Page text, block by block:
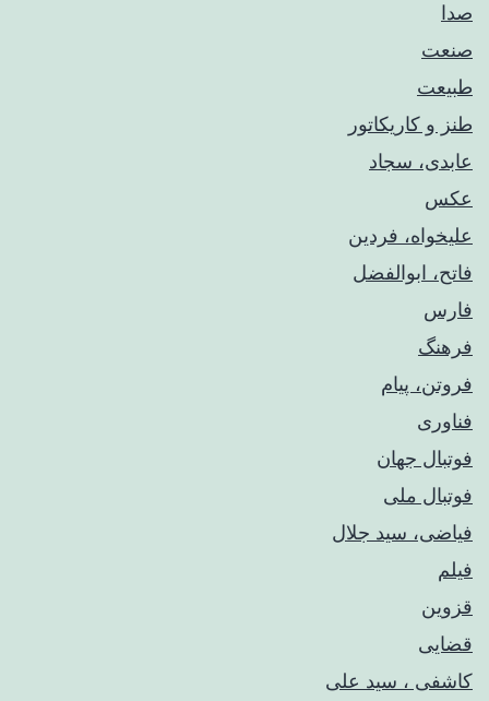
صدا
صنعت
طبیعت
طنز و کاریکاتور
عابدی، سجاد
عکس
علیخواه، فردین
فاتح، ابوالفضل
فارس
فرهنگ
فروتن، پیام
فناوری
فوتبال جهان
فوتبال ملی
فیاضی، سید جلال
فیلم
قزوین
قضایی
کاشفی ، سید علی